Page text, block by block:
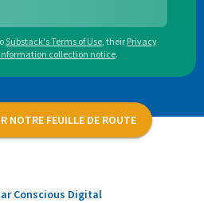
Substack's Terms of Use, their Privacy
Information collection notice.
NOTRE FEUILLE DE ROUTE
Conscious Digital